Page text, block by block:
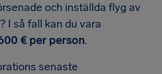
och inställda flyg av
I så fall kan du vara
€ per person.
senaste